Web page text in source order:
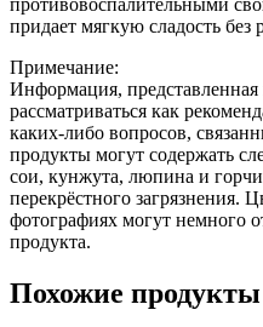
придает мягкую сладость
Примечание:
Информация, представленная
рассматриваться как
каких-либо вопросов,
продукты могут содержать
сои, кунжута, люпина и
перекрёстного загрязнения.
фотографиях могут немного
продукта.
Похожие продукты